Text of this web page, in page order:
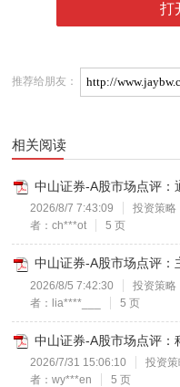
打
推荐给朋友：
相关阅读
中山证券-A股市场点评
2026/8/7 7:43:09 投资策略
者：ch***ot
5 页
中山证券-A股市场点评
2026/8/5 7:42:30 投资策略
者：lia****___
5 页
中山证券-A股市场点评
2026/7/31 15:06:10 投资策
者：wy***en
5 页